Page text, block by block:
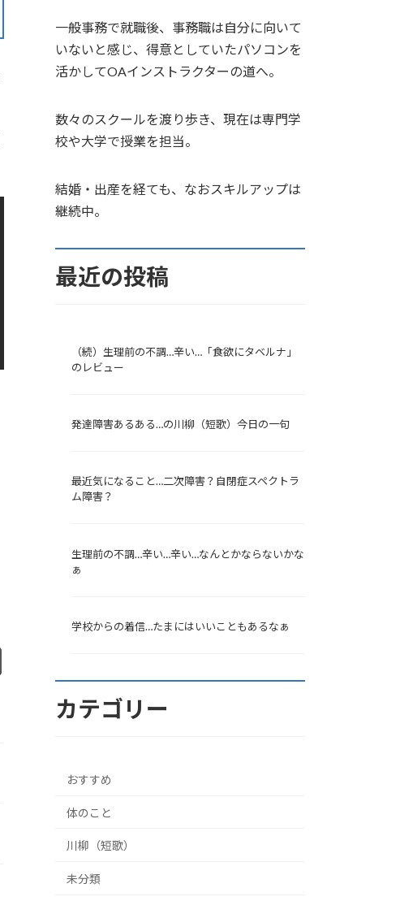
一般事務で就職後、事務職は自分に向いて
いないと感じ、得意としていたパソコンを
活かしてOAインストラクターの道へ。
数々のスクールを渡り歩き、現在は専門学
校や大学で授業を担当。
結婚・出産を経ても、なおスキルアップは
継続中。
最近の投稿
（続）生理前の不調…辛い…「食欲にタベルナ」
のレビュー
発達障害あるある…の川柳（短歌）今日の一句
最近気になること…二次障害？自閉症スペクトラ
ム障害？
生理前の不調…辛い…辛い…なんとかならないかな
ぁ
学校からの着信…たまにはいいこともあるなぁ
カテゴリー
おすすめ
体のこと
川柳（短歌）
未分類